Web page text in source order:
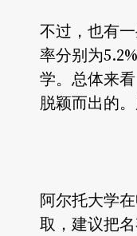
不过，也有
率分别为
学。总体来
脱颖而出的
阿尔托大学
取，建议把